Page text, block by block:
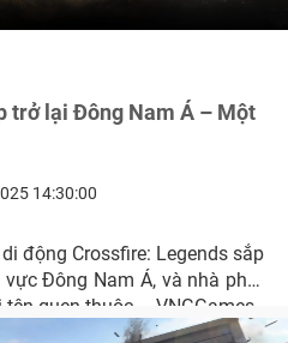
lại Đông Nam Á – Một
động Crossfire: Legends sắp
Đông Nam Á, và nhà phát
quen thuộc – VNGGames.